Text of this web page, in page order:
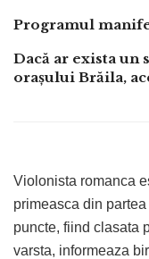
Programul
Dacă ar exista un
orașului Brăila,
Violonista romanca
primeasca din
puncte, fiind clasata
varsta, informeaza